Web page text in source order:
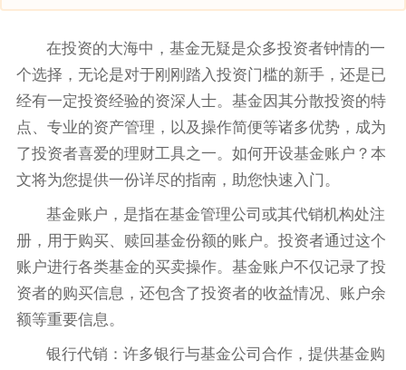
在投资的大海中，基金无疑是众多投资者钟情的一
个选择，无论是对于刚刚踏入投资门槛的新手，还是已
经有一定投资经验的资深人士。基金因其分散投资的特
点、专业的资产管理，以及操作简便等诸多优势，成为
了投资者喜爱的理财工具之一。如何开设基金账户？本
文将为您提供一份详尽的指南，助您快速入门。
基金账户，是指在基金管理公司或其代销机构处注
册，用于购买、赎回基金份额的账户。投资者通过这个
账户进行各类基金的买卖操作。基金账户不仅记录了投
资者的购买信息，还包含了投资者的收益情况、账户余
额等重要信息。
银行代销：许多银行与基金公司合作，提供基金购